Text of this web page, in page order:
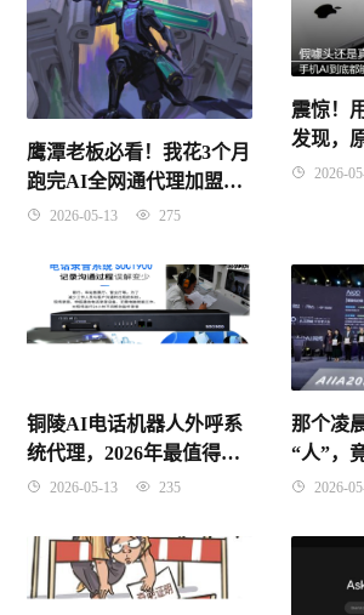
鹰潭老板必看！我花3个月
跑完AI全网通代理加盟的
真实经历，这些坑你别踩
2026-05-13 275
震惊！
发现，
费了这
2026-
铜陵AI电话机器人外呼系
统代理，2026年最值得把
握的蓝海机遇
2026-05-13 235
那个凌
“人”，
工？聊
2026-